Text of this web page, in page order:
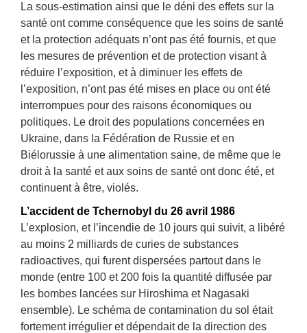
La sous-estimation ainsi que le déni des effets sur la
santé ont comme conséquence que les soins de santé
et la protection adéquats n’ont pas été fournis, et que
les mesures de prévention et de protection visant à
réduire l’exposition, et à diminuer les effets de
l’exposition, n’ont pas été mises en place ou ont été
interrompues pour des raisons économiques ou
politiques. Le droit des populations concernées en
Ukraine, dans la Fédération de Russie et en
Biélorussie à une alimentation saine, de même que le
droit à la santé et aux soins de santé ont donc été, et
continuent à être, violés.
L’accident de Tchernobyl du 26 avril 1986
L’explosion, et l’incendie de 10 jours qui suivit, a libéré
au moins 2 milliards de curies de substances
radioactives, qui furent dispersées partout dans le
monde (entre 100 et 200 fois la quantité diffusée par
les bombes lancées sur Hiroshima et Nagasaki
ensemble). Le schéma de contamination du sol était
fortement irrégulier et dépendait de la direction des